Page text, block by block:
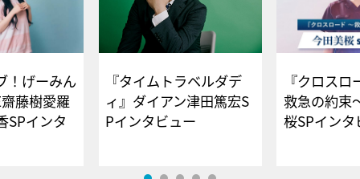
！げーみん
藤樹愛羅
SPインタ
『タイムトラベルダデ
ィ』ダイアン津田篤宏S
Pインタビュー
『クロス
救急の約束
桜SPイ